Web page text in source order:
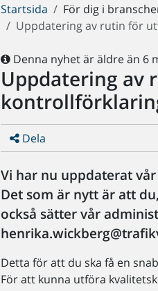
Du
är
Startsida För dig i
Uppdatering av rutin för
Denna nyhet är äldre än 6
Uppdatering av
Dela
Vi har nu uppdaterat
Det som är nytt är att
också sätter vår
Detta för att du ska få en
För att kunna utföra